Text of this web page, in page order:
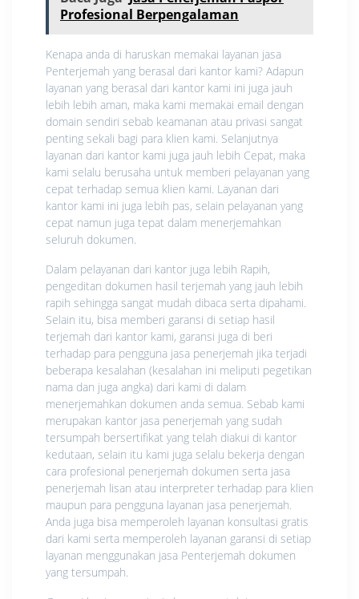
Profesional Berpengalaman
Kenapa anda di haruskan memakai layanan jasa
Penterjemah yang berasal dari kantor kami? Adapun
layanan yang berasal dari kantor kami ini juga jauh
lebih lebih aman, maka kami memakai email dengan
domain sendiri sebab keamanan atau privasi sangat
penting sekali bagi para klien kami. Selanjutnya
layanan dari kantor kami juga jauh lebih Cepat, maka
kami selalu berusaha untuk memberi pelayanan yang
cepat terhadap semua klien kami. Layanan dari
kantor kami ini juga lebih pas, selain pelayanan yang
cepat namun juga tepat dalam menerjemahkan
seluruh dokumen.
Dalam pelayanan dari kantor juga lebih Rapih,
pengeditan dokumen hasil terjemah yang jauh lebih
rapih sehingga sangat mudah dibaca serta dipahami.
Selain itu, bisa memberi garansi di setiap hasil
terjemah dari kantor kami, garansi juga di beri
terhadap para pengguna jasa penerjemah jika terjadi
beberapa kesalahan (kesalahan ini meliputi pegetikan
nama dan juga angka) dari kami di dalam
menerjemahkan dokumen anda semua. Sebab kami
merupakan kantor jasa penerjemah yang sudah
tersumpah bersertifikat yang telah diakui di kantor
kedutaan, selain itu kami juga selalu bekerja dengan
cara profesional penerjemah dokumen serta jasa
penerjemah lisan atau interpreter terhadap para klien
maupun para pengguna layanan jasa penerjemah.
Anda juga bisa memperoleh layanan konsultasi gratis
dari kami serta memperoleh layanan garansi di setiap
layanan menggunakan jasa Penterjemah dokumen
yang tersumpah.